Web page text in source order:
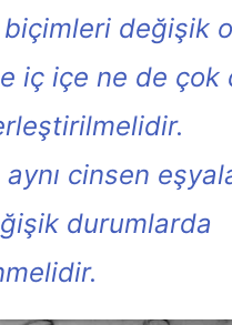
değişik
iç içe ne de çok
cinsen
durumlarda